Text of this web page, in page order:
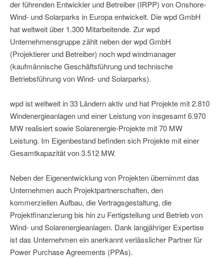
der führenden Entwickler und Betreiber (IRPP) von Onshore-
Wind- und Solarparks in Europa entwickelt. Die wpd GmbH
hat weltweit über 1.300 Mitarbeitende. Zur wpd
Unternehmensgruppe zählt neben der wpd GmbH
(Projektierer und Betreiber) noch wpd windmanager
(kaufmännische Geschäftsführung und technische
Betriebsführung von Wind- und Solarparks).
wpd ist weltweit in 33 Ländern aktiv und hat Projekte mit 2.810
Windenergieanlagen und einer Leistung von insgesamt 6.970
MW realisiert sowie Solarenergie-Projekte mit 70 MW
Leistung. Im Eigenbestand befinden sich Projekte mit einer
Gesamtkapazität von 3.512 MW.
Neben der Eigenentwicklung von Projekten übernimmt das
Unternehmen auch Projektpartnerschaften, den
kommerziellen Aufbau, die Vertragsgestaltung, die
Projektfinanzierung bis hin zu Fertigstellung und Betrieb von
Wind- und Solarenergieanlagen. Dank langjähriger Expertise
ist das Unternehmen ein anerkannt verlässlicher Partner für
Power Purchase Agreements (PPAs).